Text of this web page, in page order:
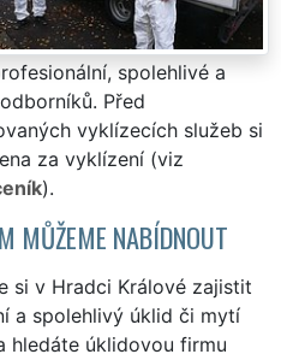
spolehlivé a
Před
vyklízecích služeb si
za vyklízení (viz
).
MŮŽEME NABÍDNOUT
si v Hradci Králové zajistit
a spolehlivý úklid či mytí
hledáte úklidovou firmu